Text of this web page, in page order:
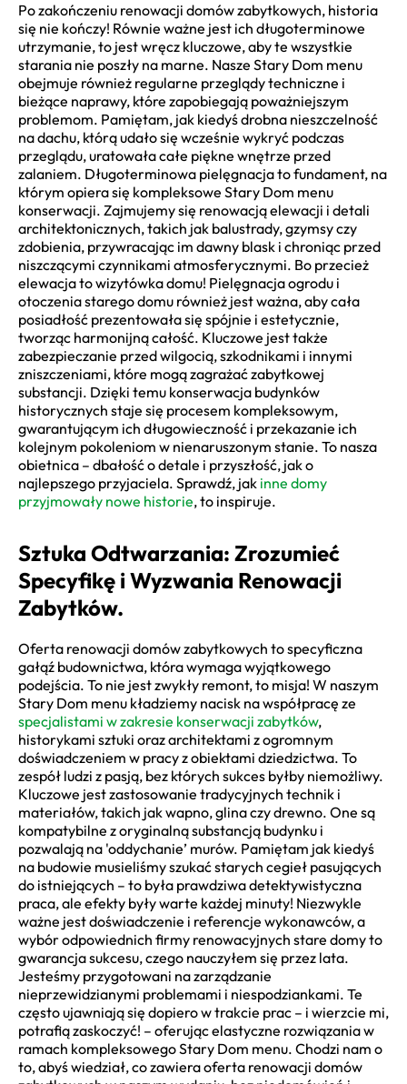
Po zakończeniu renowacji domów zabytkowych, historia
się nie kończy! Równie ważne jest ich długoterminowe
utrzymanie, to jest wręcz kluczowe, aby te wszystkie
starania nie poszły na marne. Nasze Stary Dom menu
obejmuje również regularne przeglądy techniczne i
bieżące naprawy, które zapobiegają poważniejszym
problemom. Pamiętam, jak kiedyś drobna nieszczelność
na dachu, którą udało się wcześnie wykryć podczas
przeglądu, uratowała całe piękne wnętrze przed
zalaniem. Długoterminowa pielęgnacja to fundament, na
którym opiera się kompleksowe Stary Dom menu
konserwacji. Zajmujemy się renowacją elewacji i detali
architektonicznych, takich jak balustrady, gzymsy czy
zdobienia, przywracając im dawny blask i chroniąc przed
niszczącymi czynnikami atmosferycznymi. Bo przecież
elewacja to wizytówka domu! Pielęgnacja ogrodu i
otoczenia starego domu również jest ważna, aby cała
posiadłość prezentowała się spójnie i estetycznie,
tworząc harmonijną całość. Kluczowe jest także
zabezpieczanie przed wilgocią, szkodnikami i innymi
zniszczeniami, które mogą zagrażać zabytkowej
substancji. Dzięki temu konserwacja budynków
historycznych staje się procesem kompleksowym,
gwarantującym ich długowieczność i przekazanie ich
kolejnym pokoleniom w nienaruszonym stanie. To nasza
obietnica – dbałość o detale i przyszłość, jak o
najlepszego przyjaciela. Sprawdź, jak inne domy
przyjmowały nowe historie, to inspiruje.
Sztuka Odtwarzania: Zrozumieć
Specyfikę i Wyzwania Renowacji
Zabytków.
Oferta renowacji domów zabytkowych to specyficzna
gałąź budownictwa, która wymaga wyjątkowego
podejścia. To nie jest zwykły remont, to misja! W naszym
Stary Dom menu kładziemy nacisk na współpracę ze
specjalistami w zakresie konserwacji zabytków,
historykami sztuki oraz architektami z ogromnym
doświadczeniem w pracy z obiektami dziedzictwa. To
zespół ludzi z pasją, bez których sukces byłby niemożliwy.
Kluczowe jest zastosowanie tradycyjnych technik i
materiałów, takich jak wapno, glina czy drewno. One są
kompatybilne z oryginalną substancją budynku i
pozwalają na 'oddychanie’ murów. Pamiętam jak kiedyś
na budowie musieliśmy szukać starych cegieł pasujących
do istniejących – to była prawdziwa detektywistyczna
praca, ale efekty były warte każdej minuty! Niezwykle
ważne jest doświadczenie i referencje wykonawców, a
wybór odpowiednich firmy renowacyjnych stare domy to
gwarancja sukcesu, czego nauczyłem się przez lata.
Jesteśmy przygotowani na zarządzanie
nieprzewidzianymi problemami i niespodziankami. Te
często ujawniają się dopiero w trakcie prac – i wierzcie mi,
potrafią zaskoczyć! – oferując elastyczne rozwiązania w
ramach kompleksowego Stary Dom menu. Chodzi nam o
to, abyś wiedział, co zawiera oferta renowacji domów